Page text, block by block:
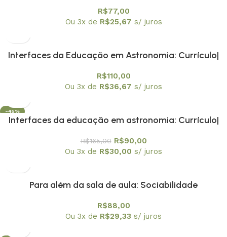
R$77,00
Ou 3x de R$25,67 s/ juros
Interfaces da Educação em Astronomia: Currículo|
Volume 1 – Relatos Reflexivos sobre a História da
R$110,00
Ou 3x de R$36,67 s/ juros
-45%
Interfaces da educação em astronomia: Currículo|
Volume 2 Ações dialógicas na Prática de Ensino de
R$165,00 R$90,00
Ou 3x de R$30,00 s/ juros
Para além da sala de aula: Sociabilidade
Pedagógica
R$88,00
Ou 3x de R$29,33 s/ juros